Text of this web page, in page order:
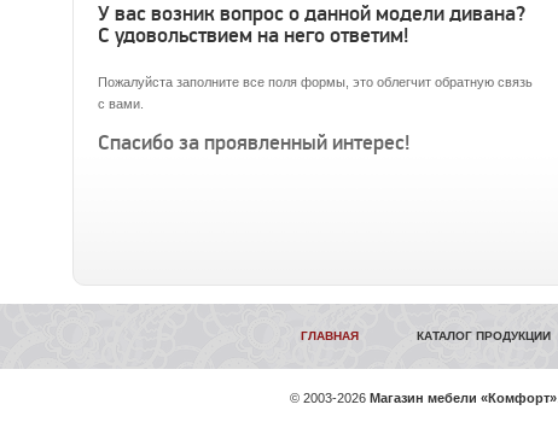
У вас возник вопрос о данной модели дивана?
С удовольствием на него ответим!
Пожалуйста заполните все поля формы, это облегчит обратную связь
с вами.
Спасибо за проявленный интерес!
ГЛАВНАЯ КАТАЛОГ ПРОДУКЦИИ
© 2003-2026 Магазин мебели «Комфорт»